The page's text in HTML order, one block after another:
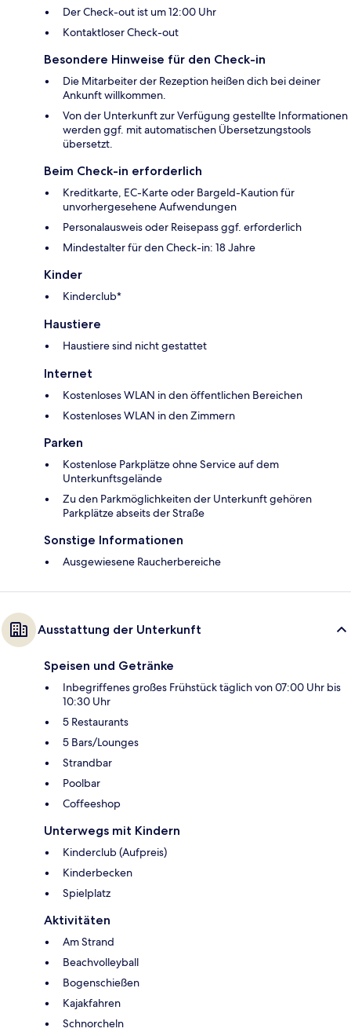
Der Check-out ist um 12:00 Uhr
Kontaktloser Check-out
Besondere Hinweise für den Check-in
Die Mitarbeiter der Rezeption heißen dich bei deiner
Ankunft willkommen.
Von der Unterkunft zur Verfügung gestellte Informationen
werden ggf. mit automatischen Übersetzungstools
übersetzt.
Beim Check-in erforderlich
Kreditkarte, EC-Karte oder Bargeld-Kaution für
unvorhergesehene Aufwendungen
Personalausweis oder Reisepass ggf. erforderlich
Mindestalter für den Check-in: 18 Jahre
Kinder
Kinderclub*
Haustiere
Haustiere sind nicht gestattet
Internet
Kostenloses WLAN in den öffentlichen Bereichen
Kostenloses WLAN in den Zimmern
Parken
Kostenlose Parkplätze ohne Service auf dem
Unterkunftsgelände
Zu den Parkmöglichkeiten der Unterkunft gehören
Parkplätze abseits der Straße
Sonstige Informationen
Ausgewiesene Raucherbereiche
Ausstattung der Unterkunft
Speisen und Getränke
Inbegriffenes großes Frühstück täglich von 07:00 Uhr bis
10:30 Uhr
5 Restaurants
5 Bars/Lounges
Strandbar
Poolbar
Coffeeshop
Unterwegs mit Kindern
Kinderclub (Aufpreis)
Kinderbecken
Spielplatz
Aktivitäten
Am Strand
Beachvolleyball
Bogenschießen
Kajakfahren
Schnorcheln